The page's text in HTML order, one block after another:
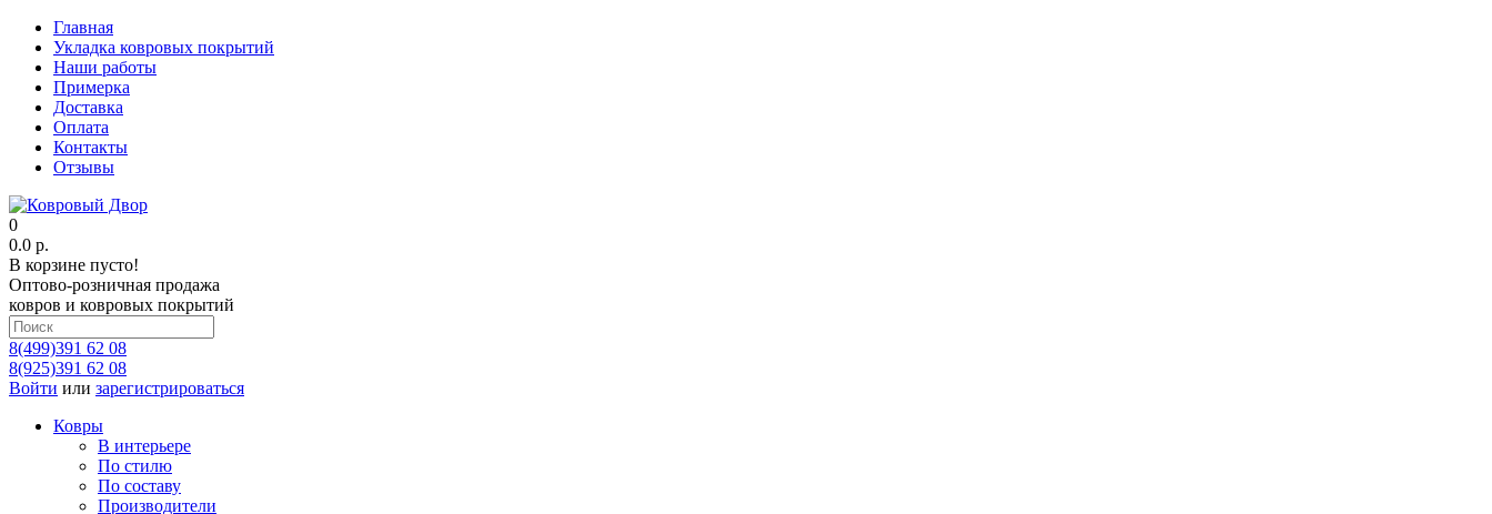
Главная
Укладка ковровых покрытий
Наши работы
Примерка
Доставка
Оплата
Контакты
Отзывы
0
0.0 р.
В корзине пусто!
Оптово-розничная продажа
ковров и ковровых покрытий
8(499)391 62 08
8(925)391 62 08
Войти или зарегистрироваться
Ковры
В интерьере
По стилю
По составу
Производители